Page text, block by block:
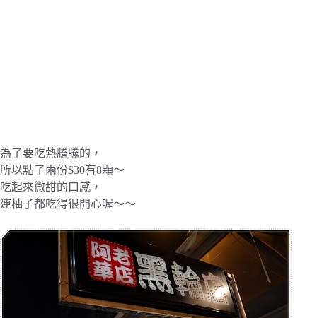
為了要吃熱騰騰的，
所以點了兩份$30有8顆～
吃起來微甜的口感，
連柚子都吃得很開心喔～～